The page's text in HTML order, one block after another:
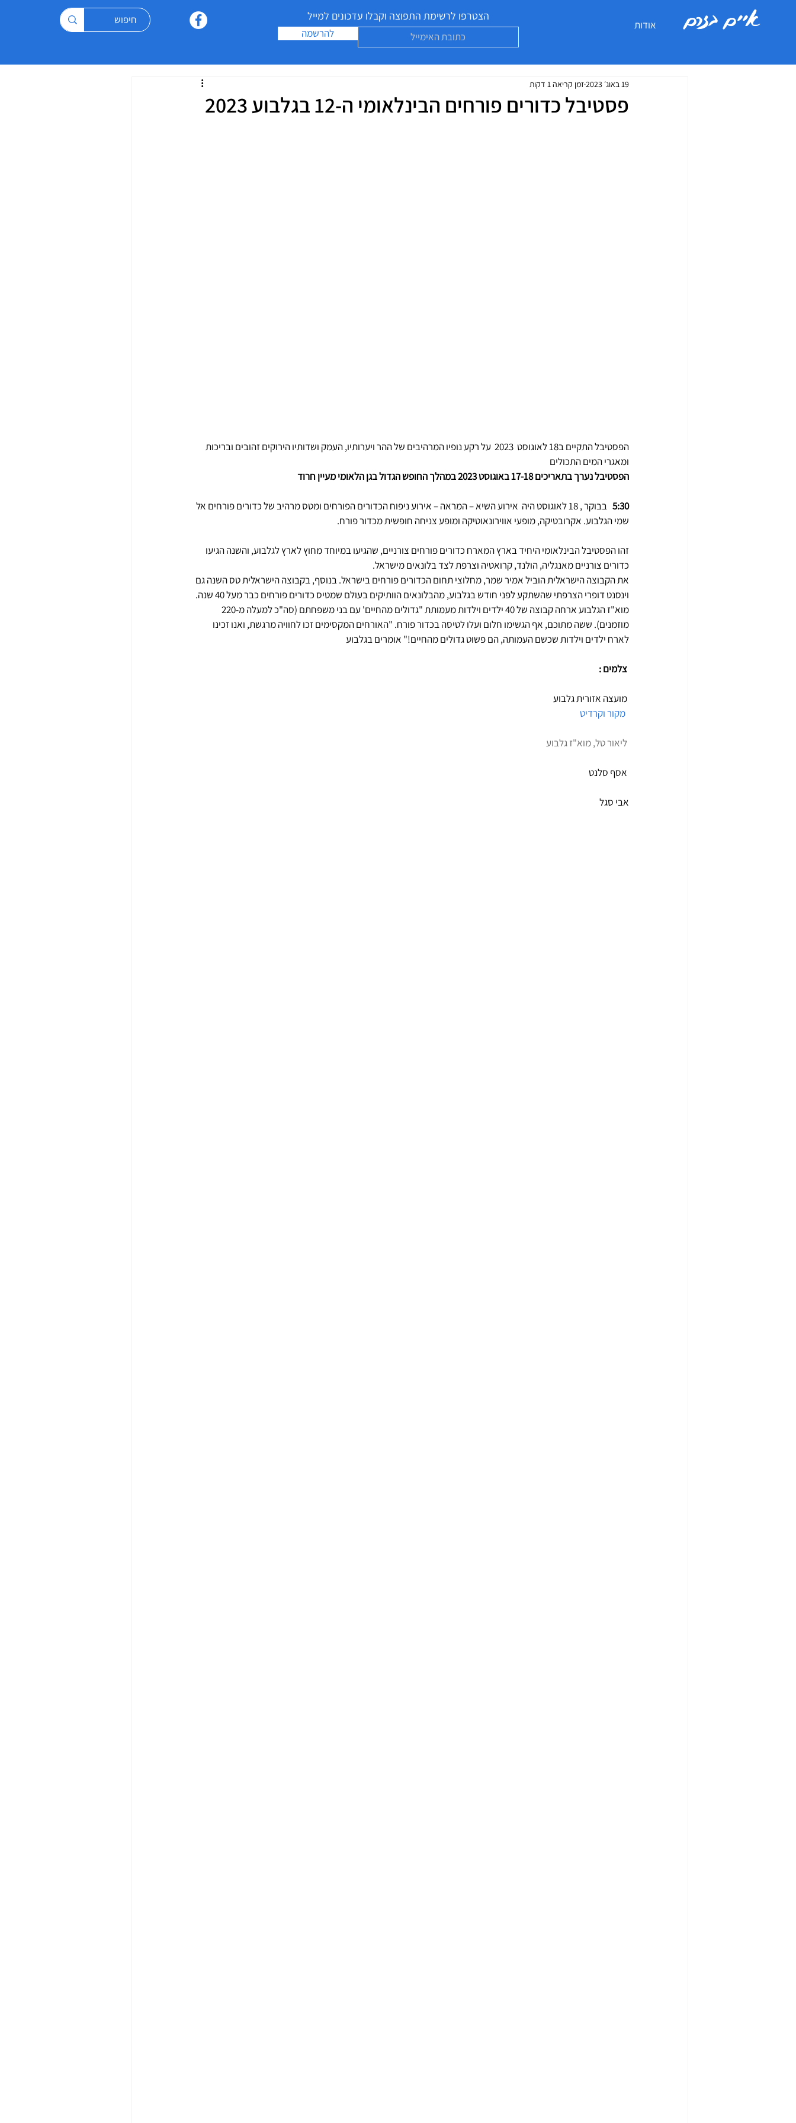
הצטרפו לרשימת התפוצה וקבלו עדכונים למייל
להרשמה
אודות איים בזרם
פסטיבל כדורים פורחים הבינלאומי ה-12 בגלבוע 2023
19 באוג׳ 2023 זמן קריאה 1 דקות
הפסטיבל התקיים ב18 לאוגוסט  2023  על רקע נופיו המרהיבים של ההר ויערותיו, העמק ושדותיו הירוקים זהובים ובריכות
ומאגרי המים התכולים
הפסטיבל נערך בתאריכים 17-18 באוגוסט 2023 במהלך החופש הגדול בגן הלאומי מעיין חרוד
5:30
   בבוקר , 18 לאוגוסט היה  אירוע השיא – המראה – אירוע ניפוח הכדורים הפורחים ומטס מרהיב של כדורים פורחים אל
שמי הגלבוע. אקרובטיקה, מופעי אווירונאוטיקה ומופע צניחה חופשית מכדור פורח.
זהו הפסטיבל הבינלאומי היחיד בארץ המארח כדורים פורחים צורניים, שהגיעו במיוחד מחוץ לארץ לגלבוע, והשנה הגיעו
כדורים צורניים מאנגליה, הולנד, קרואטיה וצרפת לצד בלונאים מישראל.
את הקבוצה הישראלית הוביל אמיר שמר, מחלוצי תחום הכדורים פורחים בישראל. בנוסף, בקבוצה הישראלית טס השנה גם
וינסנט דופרי הצרפתי שהשתקע לפני חודש בגלבוע, מהבלונאים הוותיקים בעולם שמטיס כדורים פורחים כבר מעל 40 שנה.
מוזמנים). ששה מתוכם, אף הגשימו חלום ועלו לטיסה בכדור פורח. "האורחים המקסימים זכו לחוויה מרגשת, ואנו זכינו
לארח ילדים וילדות שכשם העמותה, הם פשוט גדולים מהחיים!" אומרים בגלבוע
מקור וקרדיט
אבי סגל